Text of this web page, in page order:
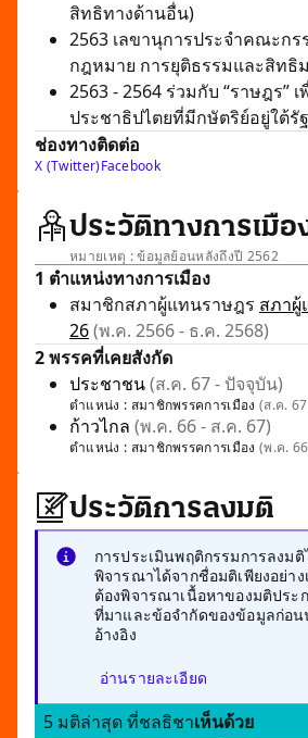
สิทธิทางด้านอื่น)
2563 เลขานุการประจำคณะกร
กฎหมาย การยุติธรรมและสิทธิ
2563 - 2564 ร่วมกับ “ราษฎร” เ
ประชาธิปไตยที่มีกษัตริย์อยู่ใต้
ช่องทางติดต่อ
X (Twitter)Facebook
ประวัติทางการเมือ
หมายเหตุ : ข้อมูลย้อนหลังถึงปี 2562
1 ตำแหน่งทางการเมือง
สมาชิกสภาผู้แทนราษฎร สภา
26(พ.ค. 2566 - ธ.ค. 2568)
2 พรรคที่เคยสังกัด
ประชาชน(ส.ค. 67 - ปัจจุบัน)
ตำแหน่ง : สมาชิกพรรคการเมือง(ส.ค.
ก้าวไกล (พ.ค. 66 - ส.ค. 67)
ตำแหน่ง : สมาชิกพรรคการเมือง(พ.ค.
ประวัติการลงมติ
การประเมินพฤติกรรมการลงม
พิจารณาได้จากชื่อมติเพียงอย่าง
ต้องพิจารณาเนื้อหาของมติประ
ที่มาและข้อจำกัดของข้อมูลก่อน
อ้างอิง
อ่านรายละเอียด
5 มติล่าสุด ที่ชลธิชาเห็นด้วย